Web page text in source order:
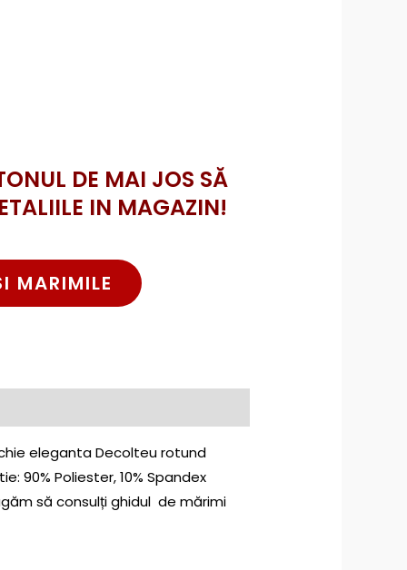
DE MAI JOS SĂ
IN MAGAZIN!
MARIMILE
eleganta Decolteu rotund
90% Poliester, 10% Spandex
să consulți ghidul de mărimi